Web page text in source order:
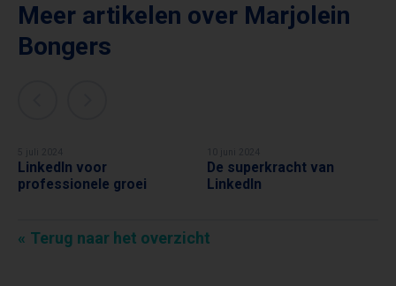
Meer artikelen over Marjolein
Bongers
MARJOLEIN BONGERS
LinkedIn voor
professionele groei
MARJOLEIN BONGERS
De superkracht van
LinkedIn
Terug naar het overzicht